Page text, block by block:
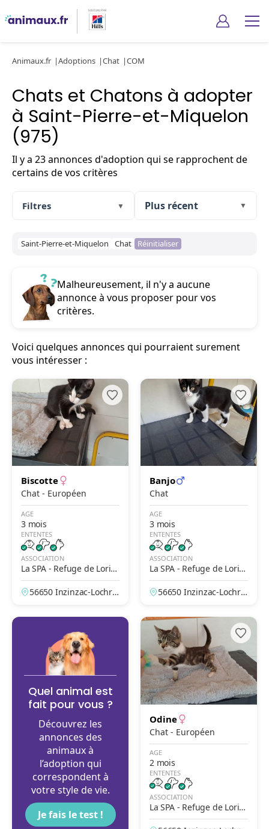
Animaux.fr Adoptions Chat COM
Chats et Chatons à adopter
à Saint-Pierre-et-Miquelon
(975)
Il y a 23 annonces d'adoption qui se rapprochent de
certains de vos critères
Filtres ▼ ▼
Saint-Pierre-et-Miquelon Chat Réinitialiser
Malheureusement, il n'y a aucune
annonce à vous proposer pour vos
critères.
Voici quelques annonces qui pourraient surement
vous intéresser :
Biscotte
Chat - Européen
AGE
3 mois
ENTENTES
ASSOCIATION
La SPA - Refuge de Lorie
nt-Inzinzac
56650 Inzinzac-Lochris
Banjo
Chat
AGE
3 mois
ENTENTES
ASSOCIATION
La SPA - Refuge de Lorie
nt-Inzinzac
56650 Inzinzac-Lochris
Quel animal est
fait pour vous ?
Découvrez les
annonces des
animaux à
l’adoption qui
correspondent à
votre style de vie.
Je fais le test !
Odine
Chat - Européen
AGE
2 mois
ENTENTES
ASSOCIATION
La SPA - Refuge de Lorie
nt-Inzinzac